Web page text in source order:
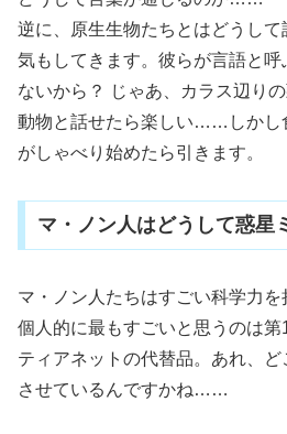
逆に、原生生物たちとはどうして
気もしてきます。彼らが言語と
ないから？ じゃあ、カラス辺り
動物と話せたら楽しい……しかし
がしゃべり始めたら引きます。
マ・ノン人はどうして惑星
マ・ノン人たちはすごい科学力を
個人的に最もすごいと思うのは
ティアネットの代替品。あれ、
させているんですかね……